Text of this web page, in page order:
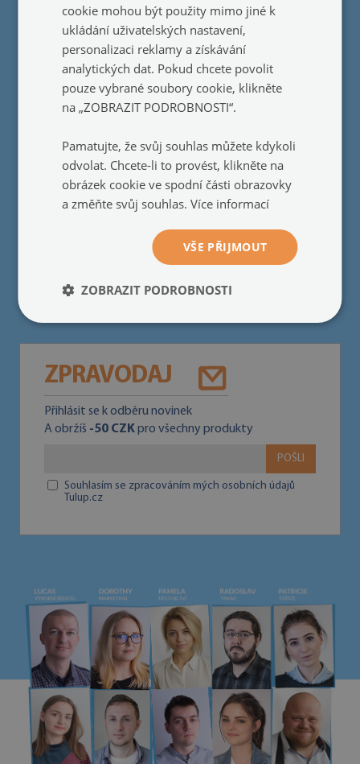
Právo na odstoupení od smlouvy
Zásady ochrany osobních údajů
Dodání
Platby
Reklamace a vrácení
Otázky a odpovědi
Montážní návod
Pravidla akční nabídky
ZPRAVODAJ
Přihlásit se k odběru novinek
A obržíš -50 CZKpro všechny produkty
POŠLI
Souhlasím se zpracováním mých osobních údajů
Tulup.cz
cookie mohou být použity mimo jiné k
ukládání uživatelských nastavení,
personalizaci reklamy a získávání
analytických dat. Pokud chcete povolit
pouze vybrané soubory cookie, klikněte
na „ZOBRAZIT PODROBNOSTI“.
Pamatujte, že svůj souhlas můžete kdykoli
odvolat. Chcete-li to provést, klikněte na
obrázek cookie ve spodní části obrazovky
a změňte svůj souhlas. Více informací
VŠE PŘIJMOUT
ZOBRAZIT PODROBNOSTI